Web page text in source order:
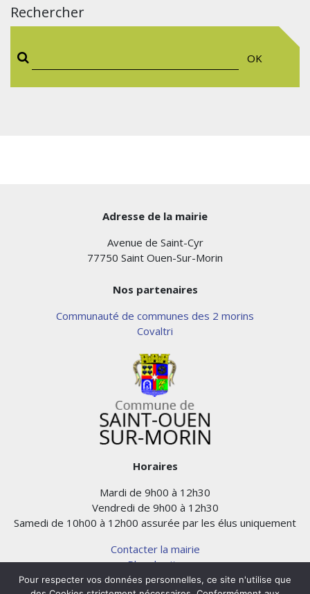
Rechercher
OK
Adresse de la mairie
Avenue de Saint-Cyr
77750 Saint Ouen-Sur-Morin
Nos partenaires
Communauté de communes des 2 morins
Covaltri
Horaires
Mardi de 9h00 à 12h30
Vendredi de 9h00 à 12h30
Samedi de 10h00 à 12h00 assurée par les élus uniquement
Contacter la mairie
Plan du site
Mentions légales
Pour respecter vos données personnelles, ce site n'utilise que